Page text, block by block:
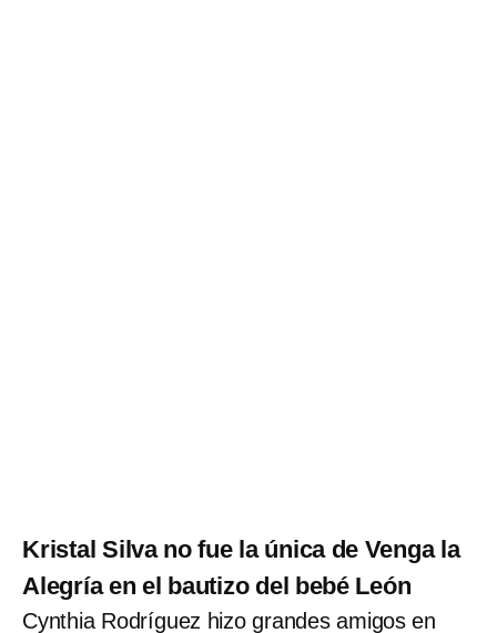
Kristal Silva no fue la única de Venga la
Alegría en el bautizo del bebé León
Cynthia Rodríguez hizo grandes amigos en